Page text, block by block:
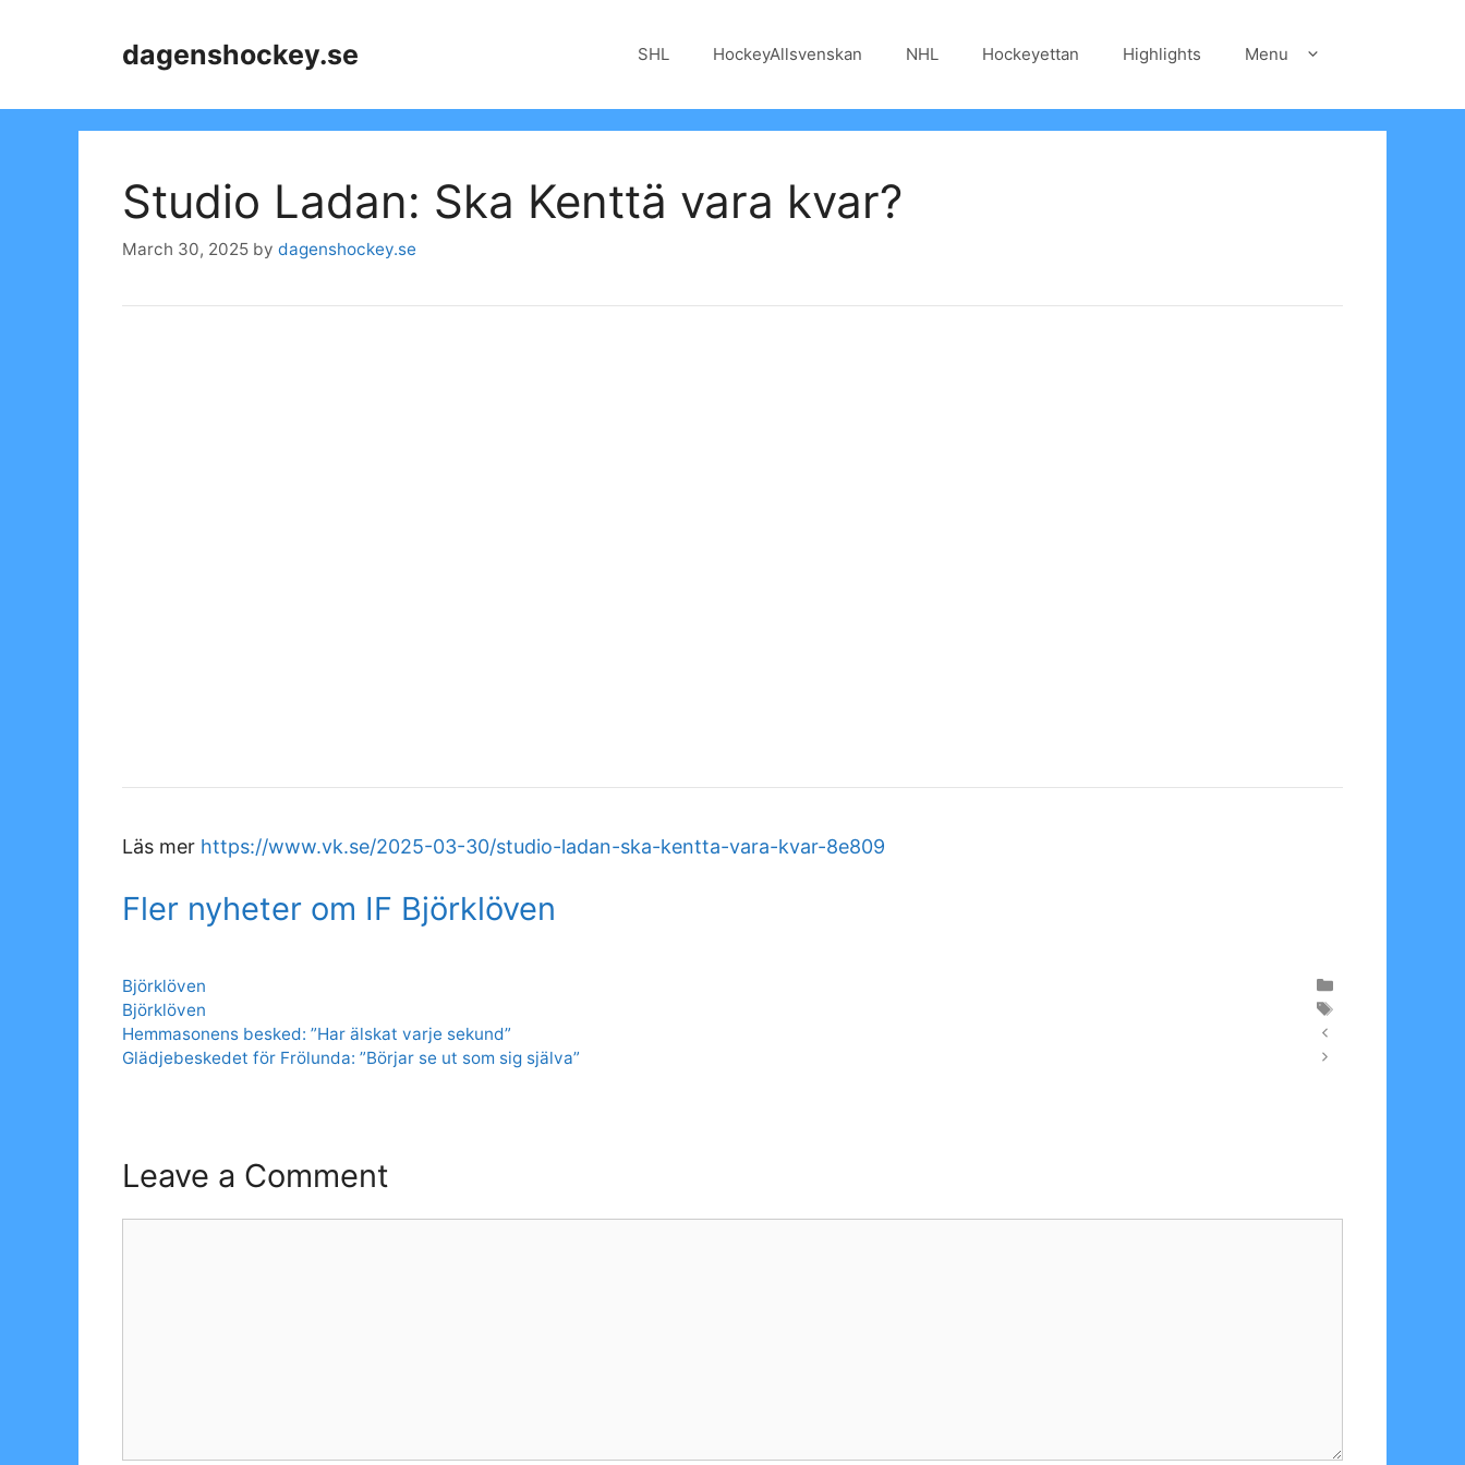
dagenshockey.se SHL HockeyAllsvenskan NHL Hockeyettan Highlights Menu
Studio Ladan: Ska Kenttä vara kvar?
March 30, 2025 by dagenshockey.se
Läs mer https://www.vk.se/2025-03-30/studio-ladan-ska-kentta-vara-kvar-8e809
Fler nyheter om IF Björklöven
Categories
Björklöven
Tags
Björklöven
Hemmasonens besked: ”Har älskat varje sekund”
Glädjebeskedet för Frölunda: ”Börjar se ut som sig själva”
Leave a Comment